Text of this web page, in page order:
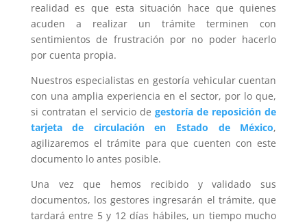
realidad es que esta situación hace que quienes
acuden a realizar un trámite terminen con
sentimientos de frustración por no poder hacerlo
por cuenta propia.
Nuestros especialistas en gestoría vehicular cuentan
con una amplia experiencia en el sector, por lo que,
si contratan el servicio degestoría de reposición de
tarjeta de circulación en Estado de México,
agilizaremos el trámite para que cuenten con este
documento lo antes posible.
Una vez que hemos recibido y validado sus
documentos, los gestores ingresarán el trámite, que
tardará entre 5 y 12 días hábiles, un tiempo mucho